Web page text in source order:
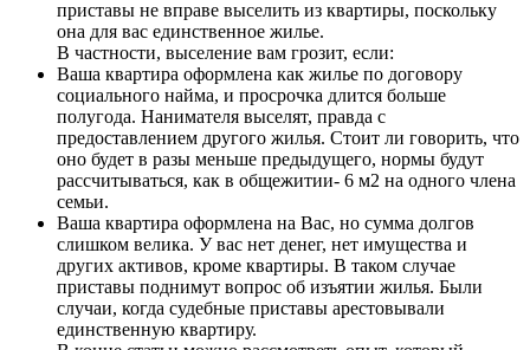
приставы не вправе выселить из квартиры, поскольку
она для вас единственное жилье.
В частности, выселение вам грозит, если:
Ваша квартира оформлена как жилье по договору
социального найма, и просрочка длится больше
полугода. Нанимателя выселят, правда с
предоставлением другого жилья. Стоит ли говорить, что
оно будет в разы меньше предыдущего, нормы будут
рассчитываться, как в общежитии- 6 м2 на одного члена
семьи.
Ваша квартира оформлена на Вас, но сумма долгов
слишком велика. У вас нет денег, нет имущества и
других активов, кроме квартиры. В таком случае
приставы поднимут вопрос об изъятии жилья. Были
случаи, когда судебные приставы арестовывали
единственную квартиру.